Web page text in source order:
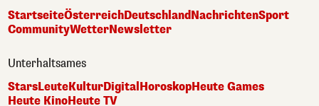
StartseiteÖsterreichDeutschlandNachrichtenSport
CommunityWetterNewsletter
Unterhaltsames
StarsLeuteKulturDigitalHoroskopHeute Games
Heute KinoHeute TV